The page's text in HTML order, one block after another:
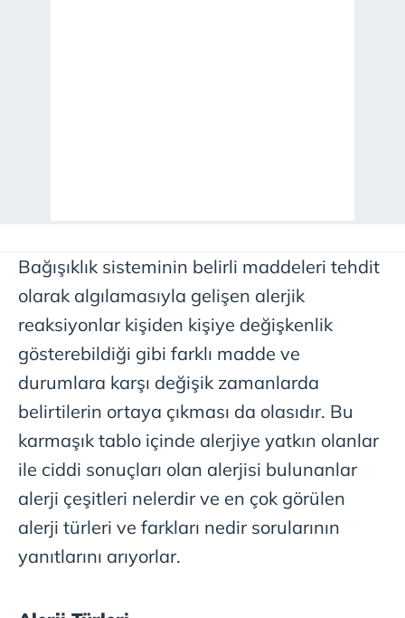
Bağışıklık sisteminin belirli maddeleri tehdit
olarak algılamasıyla gelişen alerjik
reaksiyonlar kişiden kişiye değişkenlik
gösterebildiği gibi farklı madde ve
durumlara karşı değişik zamanlarda
belirtilerin ortaya çıkması da olasıdır. Bu
karmaşık tablo içinde alerjiye yatkın olanlar
ile ciddi sonuçları olan alerjisi bulunanlar
alerji çeşitleri nelerdir ve en çok görülen
alerji türleri ve farkları nedir sorularının
yanıtlarını arıyorlar.